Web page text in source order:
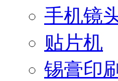
手机镜
贴片机
锡膏印